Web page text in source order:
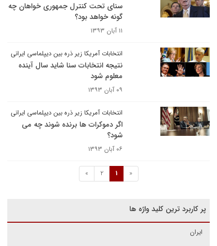
سنای تحت کنترل جمهوری خواهان چه
گونه خواهد بود؟
۱۱ آبان ۱۳۹۳
انتخابات آمریکا زیر ذره بین دیپلماسی ایرانی
نتیجه انتخابات سنا شاید سال آینده
معلوم شود
۰۹ آبان ۱۳۹۳
انتخابات آمریکا زیر ذره بین دیپلماسی ایرانی
اگر دموکرات ها برنده شوند چه می
شود؟
۰۶ آبان ۱۳۹۳
«
1
2
»
پر کاربرد ترین کلید واژه ها
ایران